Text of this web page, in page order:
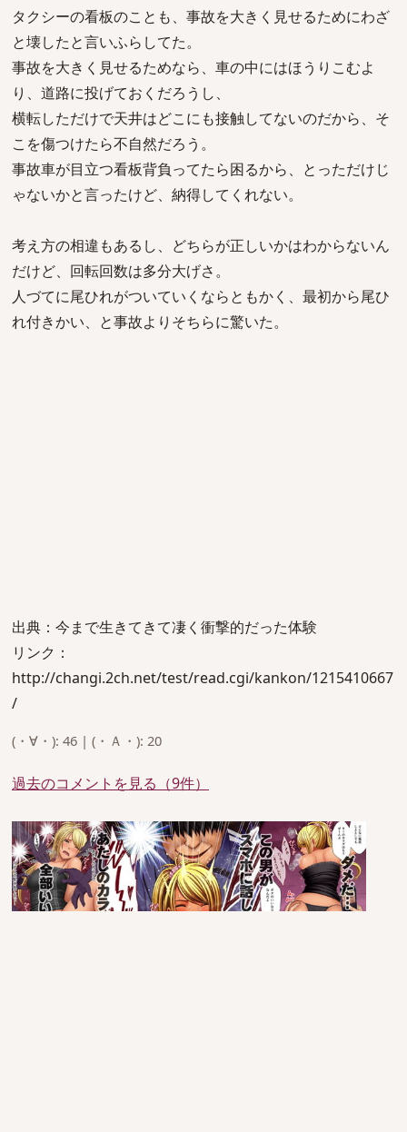
タクシーの看板のことも、事故を大きく見せるためにわざ
と壊したと言いふらしてた。
事故を大きく見せるためなら、車の中にはほうりこむよ
り、道路に投げておくだろうし、
横転しただけで天井はどこにも接触してないのだから、そ
こを傷つけたら不自然だろう。
事故車が目立つ看板背負ってたら困るから、とっただけじ
ゃないかと言ったけど、納得してくれない。
考え方の相違もあるし、どちらが正しいかはわからないん
だけど、回転回数は多分大げさ。
人づてに尾ひれがついていくならともかく、最初から尾ひ
れ付きかい、と事故よりそちらに驚いた。
出典：今まで生きてきて凄く衝撃的だった体験
リンク：
http://changi.2ch.net/test/read.cgi/kankon/1215410667
/
(・∀・): 46 | (・Ａ・): 20
過去のコメントを見る（9件）